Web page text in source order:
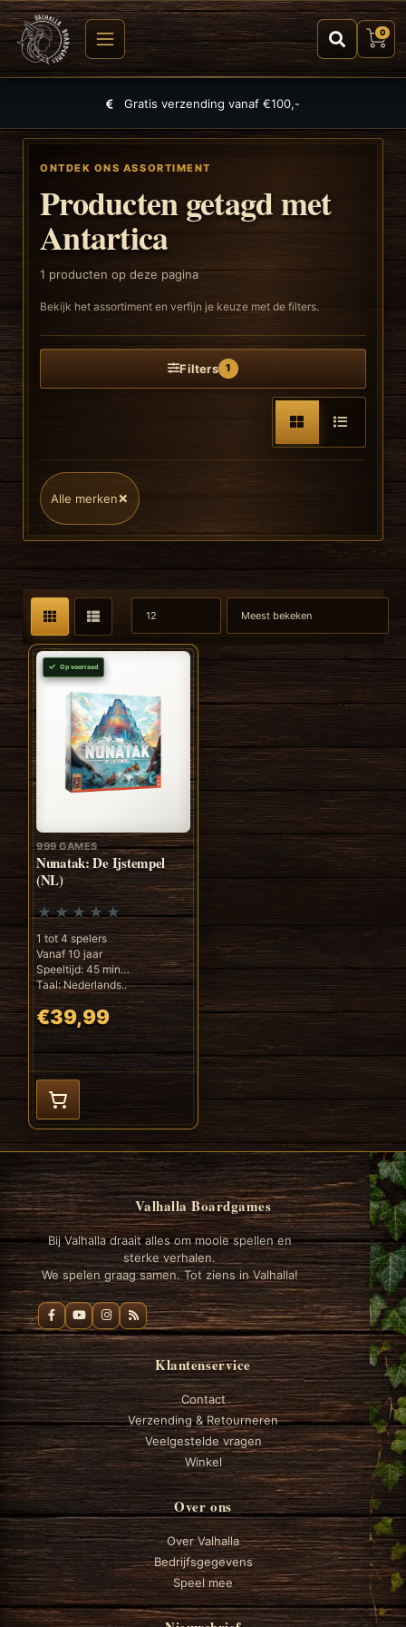
0
Gratis verzending vanaf €100,-
ONTDEK ONS ASSORTIMENT
Producten getagd met
Antartica
1 producten op deze pagina
Bekijk het assortiment en verfijn je keuze met de filters.
Filters 1
Alle merken×
Op voorraad
999 GAMES
Nunatak: De Ijstempel
(NL)
1 tot 4 spelers
Vanaf 10 jaar
Speeltijd: 45 min
Taal: Nederlands..
€39,99
Valhalla Boardgames
Bij Valhalla draait alles om mooie spellen en
sterke verhalen.
We spelen graag samen. Tot ziens in Valhalla!
Klantenservice
Contact
Verzending & Retourneren
Veelgestelde vragen
Winkel
Over ons
Over Valhalla
Bedrijfsgegevens
Speel mee